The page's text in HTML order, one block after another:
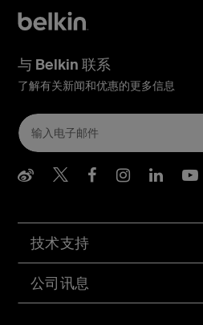
技术支持
公司讯息
与 Belkin 联系
了解有关新闻和优惠的更多信息
Belkin Weibo
Belkin Twitter
BelkinBelkin